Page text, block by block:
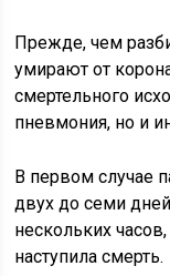
Прежде, чем
умирают от
смертельного
пневмония, но и
В первом случае
двух до семи
нескольких
наступила смерть.